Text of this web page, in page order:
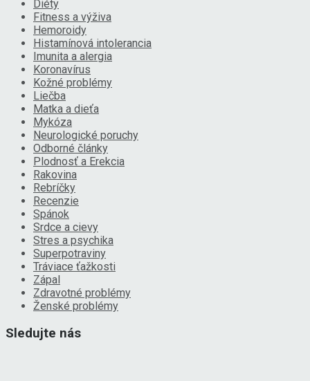
Diéty
Fitness a výživa
Hemoroidy
Histamínová intolerancia
Imunita a alergia
Koronavírus
Kožné problémy
Liečba
Matka a dieťa
Mykóza
Neurologické poruchy
Odborné články
Plodnosť a Erekcia
Rakovina
Rebríčky
Recenzie
Spánok
Srdce a cievy
Stres a psychika
Superpotraviny
Tráviace ťažkosti
Zápal
Zdravotné problémy
Ženské problémy
Sledujte nás